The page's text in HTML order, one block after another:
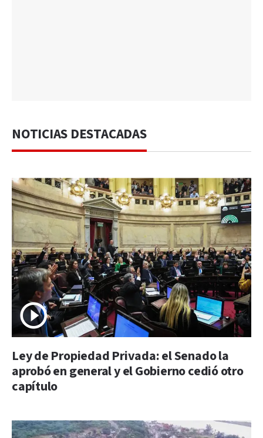
NOTICIAS DESTACADAS
Ley de Propiedad Privada: el Senado la
aprobó en general y el Gobierno cedió otro
capítulo